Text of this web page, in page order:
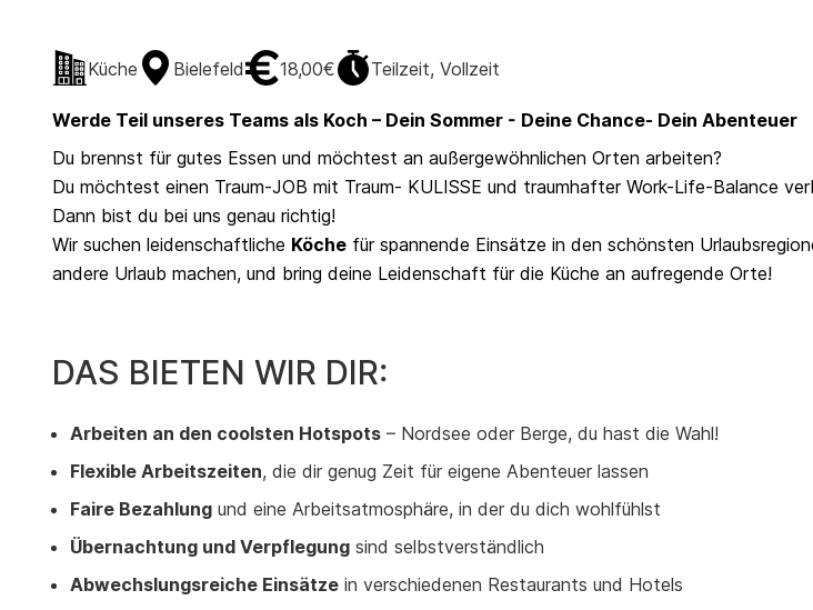
Küche Bielefeld 18,00€ Teilzeit, Vollzeit
Werde Teil unseres Teams als Koch – Dein Sommer - Deine Chance- Dein Abenteuer
Du brennst für gutes Essen und möchtest an außergewöhnlichen Orten arbeiten?
Du möchtest einen Traum-JOB mit Traum- KULISSE und traumhafter Work-Life-Balance
Dann bist du bei uns genau richtig!
Wir suchen leidenschaftliche Köche für spannende Einsätze in den schönsten
andere Urlaub machen, und bring deine Leidenschaft für die Küche an aufregende Orte!
DAS BIETEN WIR DIR:
Arbeiten an den coolsten Hotspots – Nordsee oder Berge, du hast die Wahl!
Flexible Arbeitszeiten, die dir genug Zeit für eigene Abenteuer lassen
Faire Bezahlung und eine Arbeitsatmosphäre, in der du dich wohlfühlst
Übernachtung und Verpflegung sind selbstverständlich
Abwechslungsreiche Einsätze in verschiedenen Restaurants und Hotels